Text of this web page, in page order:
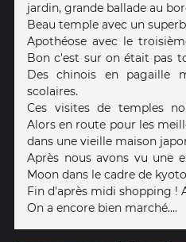
jardin, grande ballade au
Beau temple avec un
Apothéose avec le
Bon c'est sur on était pas
Des chinois en pagaille
scolaires.
Ces visites de temples
Alors en route pour les
dans une vieille maison
Après nous avons vu une
Moon dans le cadre de
Fin d'après midi shopping !
On a encore bien marché....